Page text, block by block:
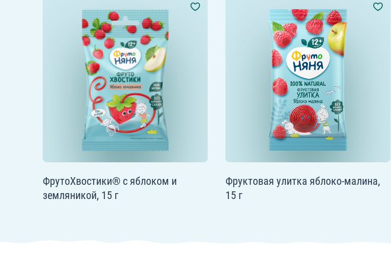
ФрутоХвостики® с яблоком и
земляникой, 15 г
Фруктовая улитка яблоко-малина,
15 г